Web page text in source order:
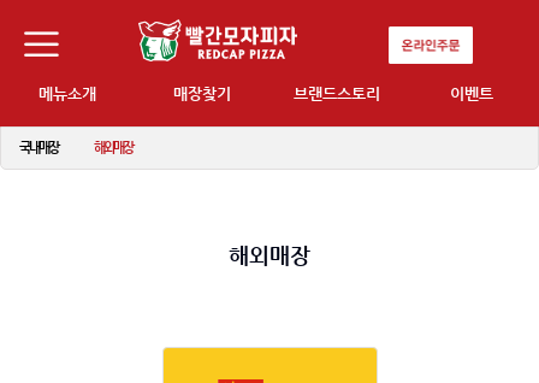
메뉴소개 매장찾기
국내매장 해외매장
브랜드스토리 이벤트
해외매장